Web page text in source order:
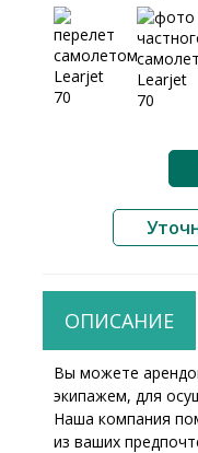
ОПИСАНИЕ
Вы можете
экипажем, для
Наша компания
из ваших